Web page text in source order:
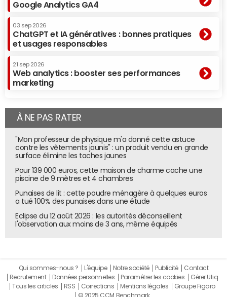
Google Analytics GA4
03 sep 2026
ChatGPT et IA génératives : bonnes pratiques
et usages responsables
21 sep 2026
Web analytics : booster ses performances
marketing
À NE PAS RATER
"Mon professeur de physique m'a donné cette astuce
contre les vêtements jaunis" : un produit vendu en grande
surface élimine les taches jaunes
Pour 139 000 euros, cette maison de charme cache une
piscine de 9 mètres et 4 chambres
Punaises de lit : cette poudre ménagère à quelques euros
a tué 100% des punaises dans une étude
Eclipse du 12 août 2026 : les autorités déconseillent
l'observation aux moins de 3 ans, même équipés
Qui sommes-nous ? L'équipe Notre société Publicité
Contact
Recrutement
Données personnelles Paramétrer les cookies
Gérer Utiq
Tous les articles
RSS Corrections Mentions légales
Groupe Figaro
© 2025 CCM Benchmark